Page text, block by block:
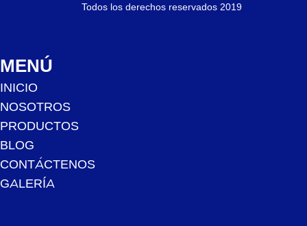
Todos los derechos reservados 2019
MENÚ
INICIO
NOSOTROS
PRODUCTOS
BLOG
CONTÁCTENOS
GALERÍA